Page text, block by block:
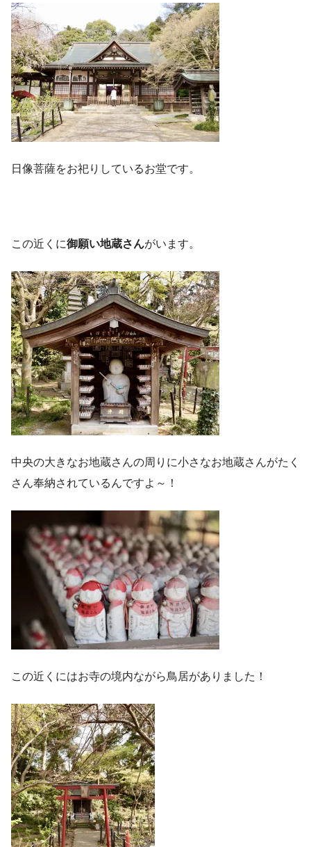
日像菩薩をお祀りしているお堂です。
この近くに御願い地蔵さんがいます。
中央の大きなお地蔵さんの周りに小さなお地蔵さんがたく
さん奉納されているんですよ～！
この近くにはお寺の境内ながら鳥居がありました！